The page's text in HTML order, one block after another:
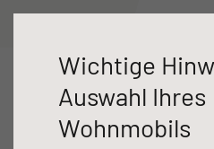
Wohnwagen
Wohnmobile
T 6817 EB
Entdecken Konfigurieren
Wichtige
Auswahl Ihres
Wohnmobils